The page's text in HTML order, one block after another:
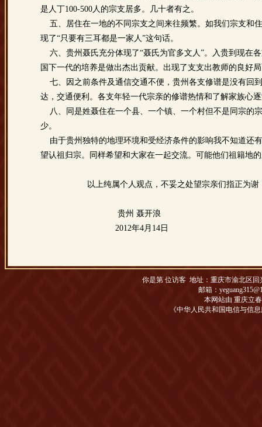
是人丁100-500人的宗支居多。几十者有之。
五、居住在一地的不同宗支之间来往频繁。如我们宗支和
现了“只要有三耳都是一家人”这句话。
六、贵州聂氏充分体现了“聂氏为官多文人”。入贵到现在
国下一代的培养是做出杰出贡献。出现了支支出教师的良好
七、因之前条件及通信交通不便，贵州各支修谱是没有回
达，交通便利。各支年轻一代宗亲的修谱热情和了解家族心
八、同是姓聂住在一个县、一个镇、一个村但不是同宗的
少。
由于贵州独特的地理环境和受经济条件的影响我不知道还
望认祖归宗。同样希望和大家在一起交流。可能他们祖籍地
以上纯属个人观点，不妥之处望宗亲们指正为谢
贵州 聂开浪
2012年4月14日
你是第 位访客 地址： 重庆市渝北区回
邮箱：
本网站由 重庆立
《中华人民共和国电信与信